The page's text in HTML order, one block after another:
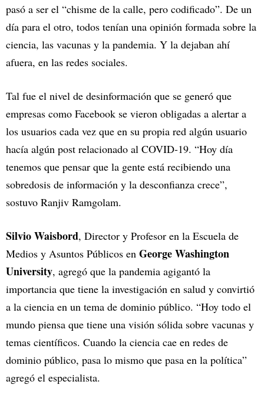
pasó a ser el “chisme de la calle, pero codificado”. De un
día para el otro, todos tenían una opinión formada sobre la
ciencia, las vacunas y la pandemia. Y la dejaban ahí
afuera, en las redes sociales.
Tal fue el nivel de desinformación que se generó que
empresas como Facebook se vieron obligadas a alertar a
los usuarios cada vez que en su propia red algún usuario
hacía algún post relacionado al COVID-19. “Hoy día
tenemos que pensar que la gente está recibiendo una
sobredosis de información y la desconfianza crece”,
sostuvo Ranjiv Ramgolam.
Silvio Waisbord, Director y Profesor en la Escuela de
Medios y Asuntos Públicos en George Washington
University, agregó que la pandemia agigantó la
importancia que tiene la investigación en salud y convirtió
a la ciencia en un tema de dominio público. “Hoy todo el
mundo piensa que tiene una visión sólida sobre vacunas y
temas científicos. Cuando la ciencia cae en redes de
dominio público, pasa lo mismo que pasa en la política”
agregó el especialista.